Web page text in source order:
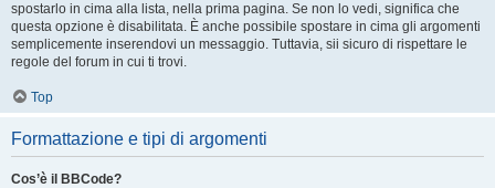
spostarlo in cima alla lista, nella prima pagina. Se non lo vedi, significa che
questa opzione è disabilitata. È anche possibile spostare in cima gli argomenti
semplicemente inserendovi un messaggio. Tuttavia, sii sicuro di rispettare le
regole del forum in cui ti trovi.
Top
Formattazione e tipi di argomenti
Cos’è il BBCode?